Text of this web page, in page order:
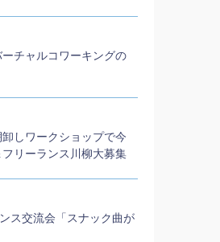
ーチャルコワーキングの
しワークショップで今
リーランス川柳大募集
ス交流会「スナック曲が